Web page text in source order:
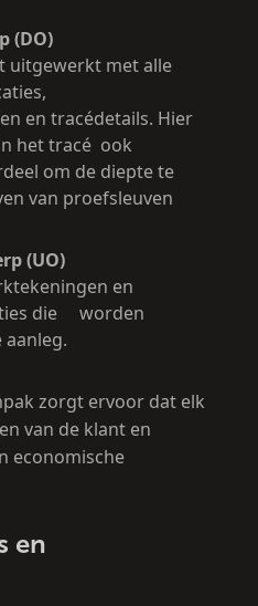
(DO)
uitgewerkt met alle
en tracédetails. Hier
het tracé ook
om de diepte te
van proefsleuven
(UO)
en
die worden
zorgt ervoor dat elk
van de klant en
economische
en